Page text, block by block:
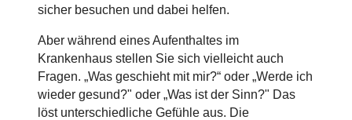
sicher besuchen und dabei helfen.
Aber während eines Aufenthaltes im
Krankenhaus stellen Sie sich vielleicht auch
Fragen. „Was geschieht mit mir?“ oder „Werde ich
wieder gesund?" oder „Was ist der Sinn?" Das
löst unterschiedliche Gefühle aus. Die